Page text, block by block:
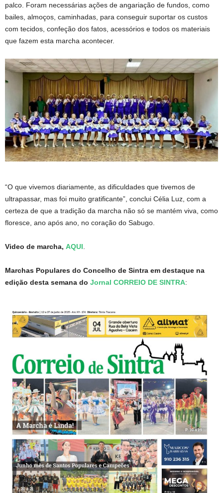
palco. Foram necessárias ações de angariação de fundos, como
bailes, almoços, caminhadas, para conseguir suportar os custos
com tecidos, confeção dos fatos, acessórios e todos os materiais
que fazem esta marcha acontecer.
“O que vivemos diariamente, as dificuldades que tivemos de
ultrapassar, mas foi muito gratificante”, conclui Célia Luz, com a
certeza de que a tradição da marcha não só se mantém viva, como
floresce, ano após ano, no coração do Sabugo.
Video de marcha, AQUI
Marchas Populares do Concelho de Sintra em destaque na
edição desta semana do Jornal CORREIO DE SINTRA: